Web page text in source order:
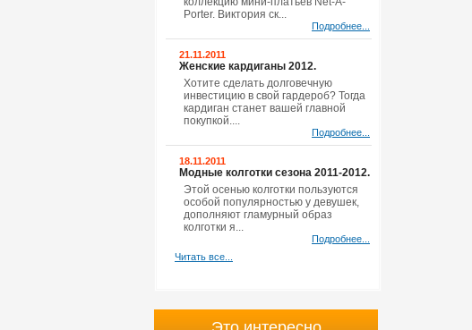
Porter. Виктория ск...
Подробнее...
21.11.2011
Женские кардиганы 2012.
Хотите сделать долговечную
инвестицию в свой гардероб? Тогда
кардиган станет вашей главной
покупкой....
Подробнее...
18.11.2011
Модные колготки сезона 2011-2012.
Этой осенью колготки пользуются
особой популярностью у девушек,
дополняют гламурный образ
колготки я...
Подробнее...
Читать все...